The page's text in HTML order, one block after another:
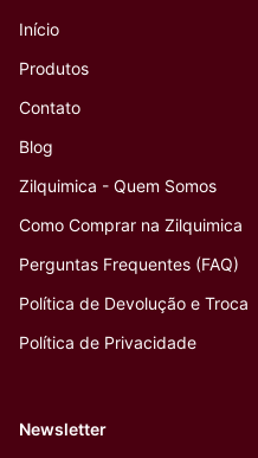
Início
Produtos
Contato
Blog
Zilquimica - Quem Somos
Como Comprar na Zilquimica
Perguntas Frequentes (FAQ)
Política de Devolução e Troca
Política de Privacidade
Newsletter